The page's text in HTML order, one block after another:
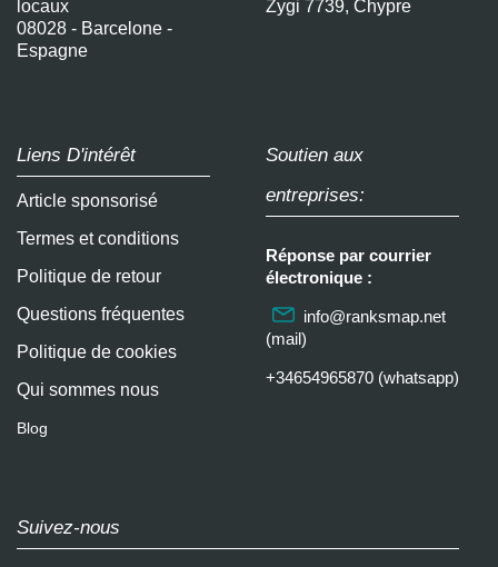
locaux
08028 - Barcelone -
Espagne
Zygi 7739, Chypre
Liens D'intérêt
Article sponsorisé
Termes et conditions
Politique de retour
Questions fréquentes
Politique de cookies
Qui sommes nous
Blog
Soutien aux
entreprises:
Réponse par courrier
électronique :
info@ranksmap.net
(mail)
+34654965870 (whatsapp)
Suivez-nous